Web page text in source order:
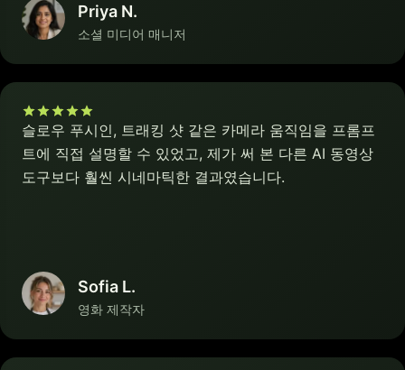
Priya N.
소셜 미디어 매니저
슬로우 푸시인, 트래킹 샷 같은 카메라 움직임을 프롬프
트에 직접 설명할 수 있었고, 제가 써 본 다른 AI 동영상
도구보다 훨씬 시네마틱한 결과였습니다.
Sofia L.
영화 제작자